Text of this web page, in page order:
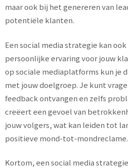
maar ook bij het genereren van
potentiële klanten.
Een social media strategie kan
persoonlijke ervaring voor jouw
op sociale mediaplatforms kun je
met jouw doelgroep. Je kunt
feedback ontvangen en zelfs
creëert een gevoel van
jouw volgers, wat kan leiden tot
positieve mond-tot-mondreclame.
Kortom, een social media